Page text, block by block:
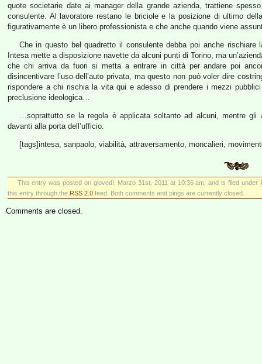
quote societarie date ai manager della grande azienda, trattiene
consulente. Al lavoratore restano le briciole e la posizione di ultimo
figurativamente è un libero professionista e che anche quando viene
Che in questo bel quadretto il consulente debba poi anche
Intesa mette a disposizione navette da alcuni punti di Torino, ma
che chi arriva da fuori si metta a entrare in città per andare poi
disincentivare l’uso dell’auto privata, ma questo non può voler dire
rispondere a chi rischia la vita qui e adesso di prendere i mezzi
preclusione ideologica…
…soprattutto se la regola è applicata soltanto ad alcuni, mentre
davanti alla porta dell’ufficio.
[tags]intesa, sanpaolo, viabilità, attraversamento, moncalieri,
This entry was posted on giovedì, Marzo 31st, 2011 at 10:36 am, and is filed under
this entry through the RSS 2.0 feed. Both comments and pings are currently closed.
Comments are closed.